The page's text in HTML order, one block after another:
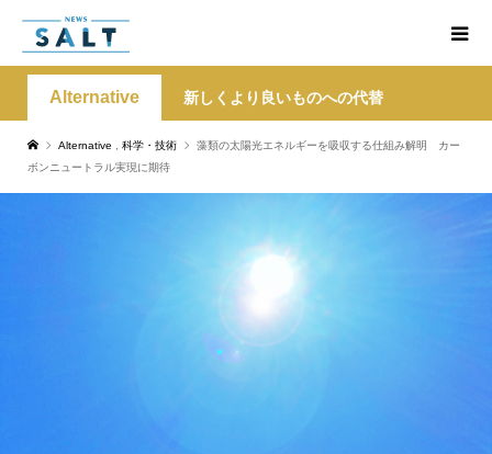
Alternative 新しくより良いものへの代替
Alternative 科学・技術
藻類の太陽光エネルギーを吸収する仕組み解明 カー
ボンニュートラル実現に期待